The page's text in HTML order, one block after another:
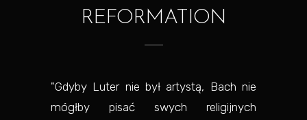
REFORMATION
"Gdyby Luter nie był artystą, Bach nie
mógłby pisać swych religijnych